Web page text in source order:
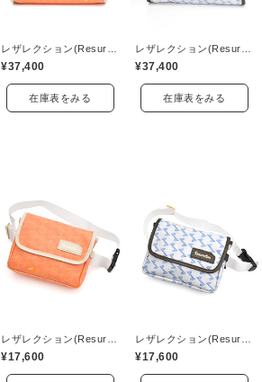
¥37,400
在庫表をみる
¥37,400
在庫表をみる
¥17,600 ¥17,600